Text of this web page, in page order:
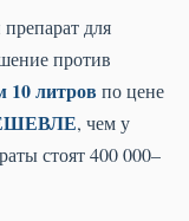
для
против
10 литров по цене
, чем у
стоят 400 000–